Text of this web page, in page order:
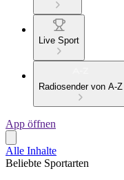
Live Sport
Radiosender von A-Z
App öffnen
Alle Inhalte
Beliebte Sportarten